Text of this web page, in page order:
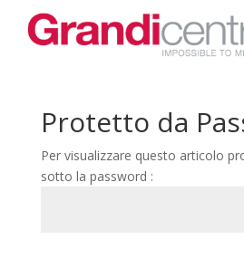
Protetto da
Per visualizzare questo articolo
sotto la password :